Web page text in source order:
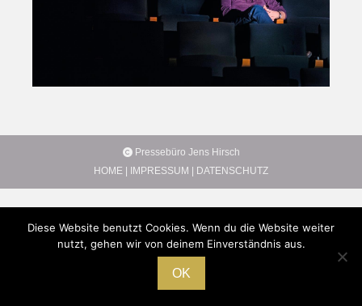
Pressebüro Jens Hirsch
HOME
IMPRESSUM DATENSCHUTZ
Diese Website benutzt Cookies. Wenn du die Website weiter
nutzt, gehen wir von deinem Einverständnis aus.
OK